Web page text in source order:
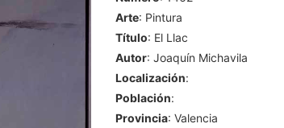
Arte: Pintura
Título: El Llac
Autor: Joaquín Michavila
Localización:
Población:
Provincia: Valencia